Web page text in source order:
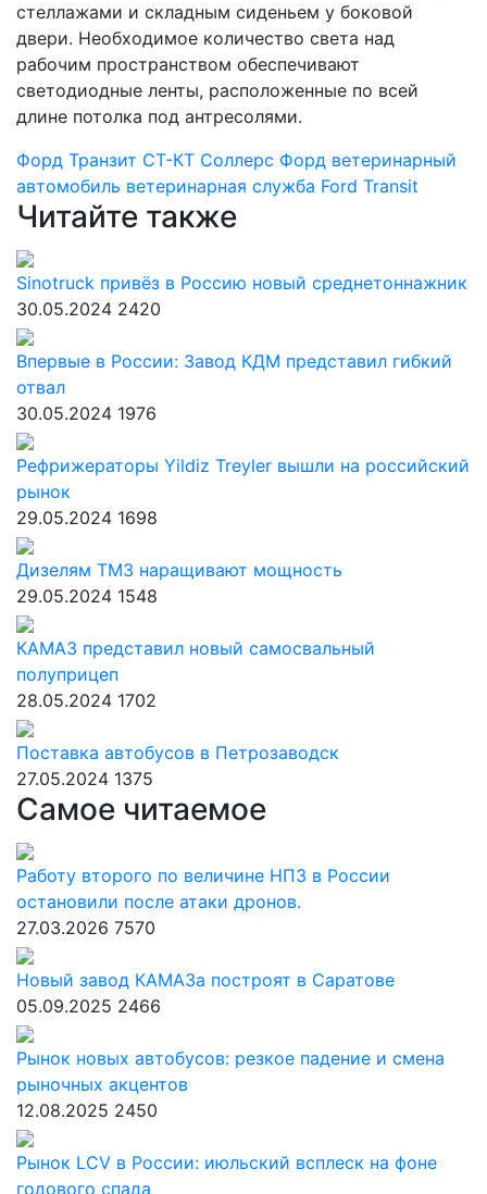
стеллажами и складным сиденьем у боковой
двери. Необходимое количество света над
рабочим пространством обеспечивают
светодиодные ленты, расположенные по всей
длине потолка под антресолями.
Форд Транзит СТ-КТ Соллерс Форд ветеринарный
автомобиль ветеринарная служба Ford Transit
Читайте также
Sinotruck привёз в Россию новый среднетоннажник
30.05.2024 2420
Впервые в России: Завод КДМ представил гибкий
отвал
30.05.2024 1976
Рефрижераторы Yildiz Treyler вышли на российский
рынок
29.05.2024 1698
Дизелям ТМЗ наращивают мощность
29.05.2024 1548
КАМАЗ представил новый самосвальный
полуприцеп
28.05.2024 1702
Поставка автобусов в Петрозаводск
27.05.2024 1375
Самое читаемое
Работу второго по величине НПЗ в России
остановили после атаки дронов.
27.03.2026 7570
Новый завод КАМАЗа построят в Саратове
05.09.2025 2466
Рынок новых автобусов: резкое падение и смена
рыночных акцентов
12.08.2025 2450
Рынок LCV в России: июльский всплеск на фоне
годового спада